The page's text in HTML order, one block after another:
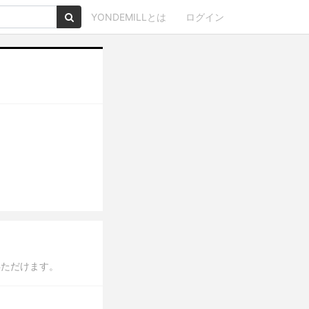
YONDEMILLとは ログイン
だけます。